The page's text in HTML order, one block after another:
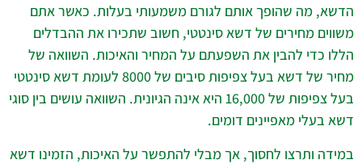
הדשא, מה שהופך אותם לגורם משמעותי בעלות. כאשר אתם
משווים מחירים של דשא סינטטי, חשוב שתכירו את ההבדלים
הללו כדי להבין את השפעתם על המחיר והאיכות. השוואה של
מחיר של דשא בעל צפיפות סיבים של 8000 לעומת דשא סינטטי
בעל צפיפות של 16,000 היא אינה הגיונית. השוואה עושים בין סוגי
דשא בעלי מאפיינים דומים.
במידה ותרצו לחסוך, אך מבלי להתפשר על האיכות, הזמינו דשא